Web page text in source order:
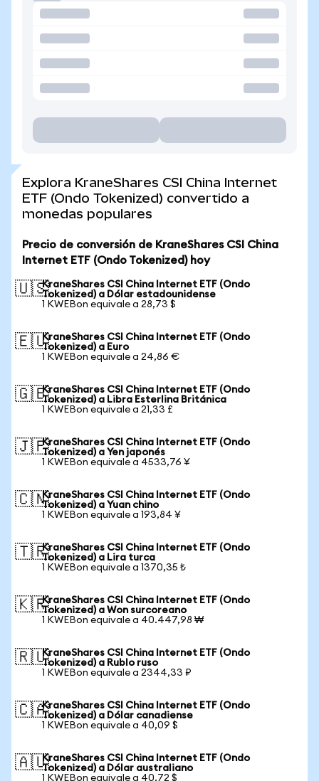
Explora KraneShares CSI China Internet
ETF (Ondo Tokenized) convertido a
monedas populares
Precio de conversión de KraneShares CSI China
Internet ETF (Ondo Tokenized) hoy
🇺🇸KraneShares CSI China Internet ETF (Ondo
Tokenized) a Dólar estadounidense
1 KWEBon equivale a 28,73 $
🇪🇺KraneShares CSI China Internet ETF (Ondo
Tokenized) a Euro
1 KWEBon equivale a 24,86 €
🇬🇧KraneShares CSI China Internet ETF (Ondo
Tokenized) a Libra Esterlina Británica
1 KWEBon equivale a 21,33 £
🇯🇵KraneShares CSI China Internet ETF (Ondo
Tokenized) a Yen japonés
1 KWEBon equivale a 4533,76 ¥
🇨🇳KraneShares CSI China Internet ETF (Ondo
Tokenized) a Yuan chino
1 KWEBon equivale a 193,84 ¥
🇹🇷KraneShares CSI China Internet ETF (Ondo
Tokenized) a Lira turca
1 KWEBon equivale a 1370,35 ₺
🇰🇷KraneShares CSI China Internet ETF (Ondo
Tokenized) a Won surcoreano
1 KWEBon equivale a 40.447,98 ₩
🇷🇺KraneShares CSI China Internet ETF (Ondo
Tokenized) a Rublo ruso
1 KWEBon equivale a 2344,33 ₽
🇨🇦KraneShares CSI China Internet ETF (Ondo
Tokenized) a Dólar canadiense
1 KWEBon equivale a 40,09 $
🇦🇺KraneShares CSI China Internet ETF (Ondo
Tokenized) a Dólar australiano
1 KWEBon equivale a 40,72 $